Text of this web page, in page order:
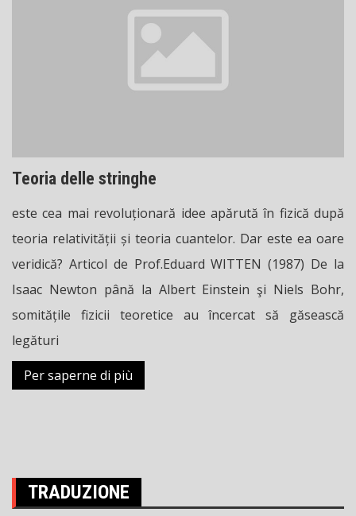
Teoria delle stringhe
este cea mai revoluționară idee apărută în fizică după
teoria relativității și teoria cuantelor. Dar este ea oare
veridică? Articol de Prof.Eduard WITTEN (1987) De la
Isaac Newton până la Albert Einstein şi Niels Bohr,
somitățile fizicii teoretice au încercat să găsească
legături
Per saperne di più
TRADUZIONE